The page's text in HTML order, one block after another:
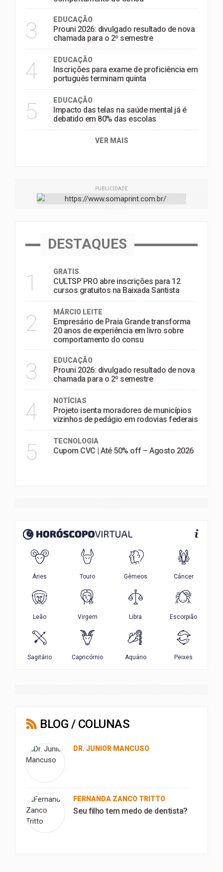
3 EDUCAÇÃO
Prouni 2026: divulgado resultado de nova
chamada para o 2º semestre
4 EDUCAÇÃO
Inscrições para exame de proficiência em
português terminam quinta
5 EDUCAÇÃO
Impacto das telas na saúde mental já é
debatido em 80% das escolas
VER MAIS
PUBLICIDADE
DESTAQUES
1 GRATIS
CULTSP PRO abre inscrições para 12
cursos gratuitos na Baixada Santista
2 MÁRCIO LEITE
Empresário de Praia Grande transforma
20 anos de experiência em livro sobre
comportamento do consu
3 EDUCAÇÃO
Prouni 2026: divulgado resultado de nova
chamada para o 2º semestre
4 NOTÍCIAS
Projeto isenta moradores de municípios
vizinhos de pedágio em rodovias federais
5 TECNOLOGIA
Cupom CVC | Até 50% off – Agosto 2026
BLOG / COLUNAS
DR. JUNIOR MANCUSO
FERNANDA ZANCO TRITTO
Seu filho tem medo de dentista?